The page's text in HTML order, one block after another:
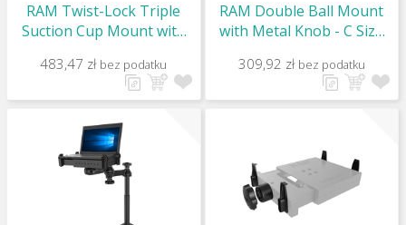
RAM Twist-Lock Triple
Suction Cup Mount with
101U
483,47 zł bez podatku
RAM Double Ball Mount
with Metal Knob - C Size
309,92 zł bez podatku